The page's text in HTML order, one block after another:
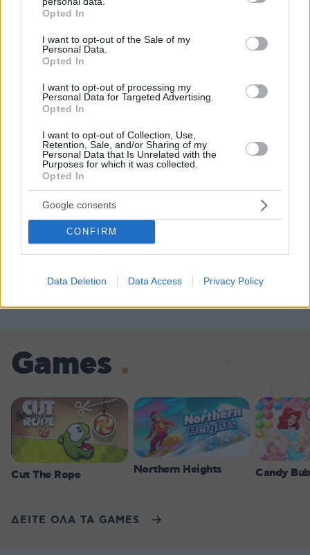
grant or deny consent to Google and its third-party tags to
use your data for below specified purposes in below Google
consent section.
Opted In
I want to opt-out of the Sale of my
Personal Data.
Opted In
I want to opt-out of processing my
Personal Data for Targeted Advertising.
Opted In
I want to opt-out of Collection, Use,
Retention, Sale, and/or Sharing of my
Personal Data that Is Unrelated with the
Purposes for which it was collected.
Opted In
Google consents
CONFIRM
Data Deletion Data Access Privacy Policy
06.08.2026, 04:44
μόνο σε ένα ελληνικό νησί
06.08.2026, 10:57
Loaded
70.35%
515 που έρχεται Ελλάδα και θα πετά
και νύχτα
06.08.2026, 10:22
Games
Cut The Rope Northern Heights Candy
ΔΕΙΤΕ ΟΛΑ ΤΑ GAMES